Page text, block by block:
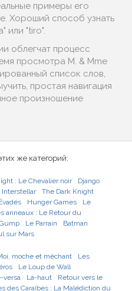
примеры его
Хороший способ узнать
или "tiro".
облегчат процесс
просмотра M. & Mme
список слов,
простая навигация
произношение
же категорий:
: Le Chevalier noir
Django
Interstellar
The Dark Knight
Hunger Games
Le
anneaux : Le Retour du
Le Parrain
Batman
sur Mars
moche et méchant
Les
Le Loup de Wall
versa Là-haut
Retour vers le
des Caraïbes : La Malédiction du